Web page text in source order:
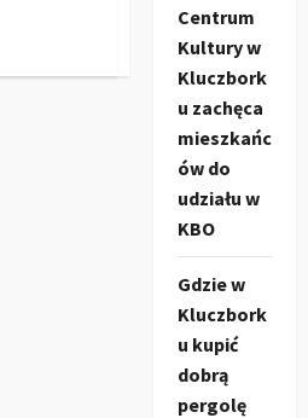
Centrum
Kultury w
Kluczbork
u zachęca
mieszkańc
ów do
udziału w
KBO
Gdzie w
Kluczbork
u kupić
dobrą
pergolę